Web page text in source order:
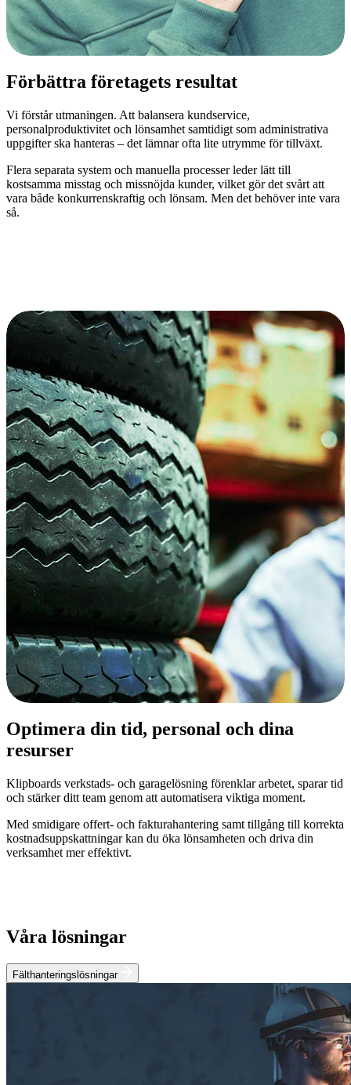
Förbättra företagets resultat
Vi förstår utmaningen. Att balansera kundservice,
personalproduktivitet och lönsamhet samtidigt som administrativa
uppgifter ska hanteras – det lämnar ofta lite utrymme för tillväxt.
Flera separata system och manuella processer leder lätt till
kostsamma misstag och missnöjda kunder, vilket gör det svårt att
vara både konkurrenskraftig och lönsam. Men det behöver inte vara
så.
Optimera din tid, personal och dina
resurser
Klipboards verkstads- och garagelösning förenklar arbetet, sparar tid
och stärker ditt team genom att automatisera viktiga moment.
Med smidigare offert- och fakturahantering samt tillgång till korrekta
kostnadsuppskattningar kan du öka lönsamheten och driva din
verksamhet mer effektivt.
Våra lösningar
Fälthanteringslösningar